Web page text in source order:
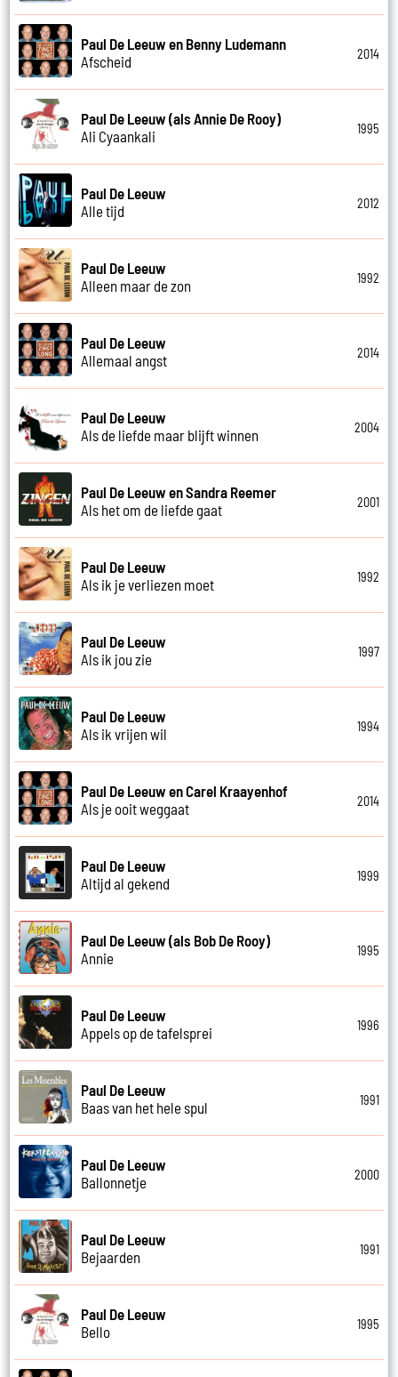
Paul De Leeuw en Benny Ludemann
Afscheid
2014
Paul De Leeuw (als Annie De Rooy)
Ali Cyaankali
1995
Paul De Leeuw
Alle tijd
2012
Paul De Leeuw
Alleen maar de zon
1992
Paul De Leeuw
Allemaal angst
2014
Paul De Leeuw
Als de liefde maar blijft winnen
2004
Paul De Leeuw en Sandra Reemer
Als het om de liefde gaat
2001
Paul De Leeuw
Als ik je verliezen moet
1992
Paul De Leeuw
Als ik jou zie
1997
Paul De Leeuw
Als ik vrijen wil
1994
Paul De Leeuw en Carel Kraayenhof
Als je ooit weggaat
2014
Paul De Leeuw
Altijd al gekend
1999
Paul De Leeuw (als Bob De Rooy)
Annie
1995
Paul De Leeuw
Appels op de tafelsprei
1996
Paul De Leeuw
Baas van het hele spul
1991
Paul De Leeuw
Ballonnetje
2000
Paul De Leeuw
Bejaarden
1991
Paul De Leeuw
Bello
1995